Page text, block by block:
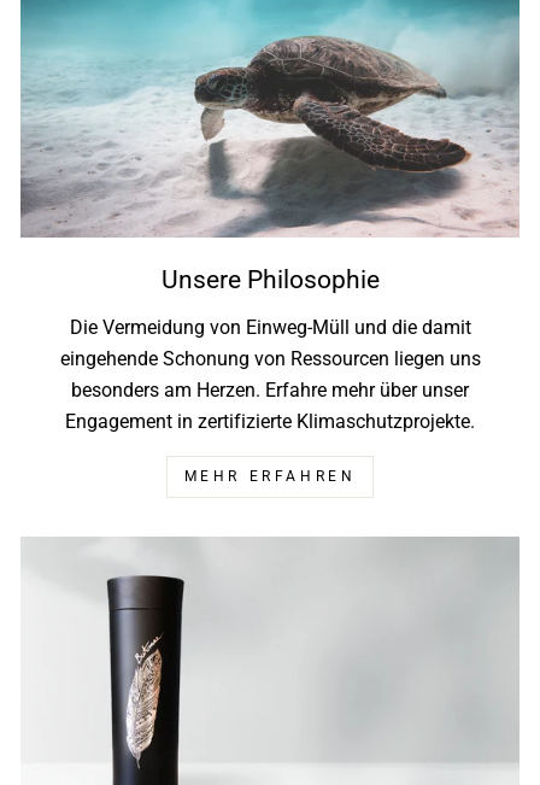
Unsere Philosophie
Die Vermeidung von Einweg-Müll und die damit
eingehende Schonung von Ressourcen liegen uns
besonders am Herzen. Erfahre mehr über unser
Engagement in zertifizierte Klimaschutzprojekte.
MEHR ERFAHREN